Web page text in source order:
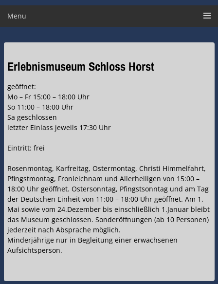
Menu
Erlebnismuseum Schloss Horst
geöffnet:
Mo – Fr 15:00 – 18:00 Uhr
So 11:00 – 18:00 Uhr
Sa geschlossen
letzter Einlass jeweils 17:30 Uhr
Eintritt: frei
Rosenmontag, Karfreitag, Ostermontag, Christi Himmelfahrt,
Pfingstmontag, Fronleichnam und Allerheiligen von 15:00 –
18:00 Uhr geöffnet. Ostersonntag, Pfingstsonntag und am Tag
der Deutschen Einheit von 11:00 – 18:00 Uhr geöffnet. Am 1.
Mai sowie vom 24.Dezember bis einschließlich 1.Januar bleibt
das Museum geschlossen. Sonderöffnungen (ab 10 Personen)
jederzeit nach Absprache möglich.
Minderjährige nur in Begleitung einer erwachsenen
Aufsichtsperson.